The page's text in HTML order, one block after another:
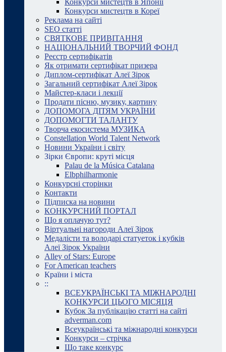
Конкурси мистецтв в Японії
Конкурси мистецтв в Кореї
Реклама на сайті
SEO статті
СВЯТКОВЕ ПРИВІТАННЯ
НАЦІОНАЛЬНИЙ ТВОРЧИЙ ФОНД
Реєстр сертифікатів
Як отримати сертифікат призера
Диплом-сертифікат Алеї Зірок
Загальний сертифікат Алеї Зірок
Майстер-класи і лекції
Продати пісню, музику, картину
ДОПОМОГА ДІТЯМ УКРАЇНИ
ДОПОМОГТИ ТАЛАНТУ
Творча екосистема МУЗИКА
Constellation World Talent Network
Новини України і світу
Зірки Європи: круті місця
Palau de la Música Catalana
Elbphilharmonie
Конкурсні сторінки
Контакти
Підписка на новини
КОНКУРСНИЙ ПОРТАЛ
Що я оплачую тут?
Віртуальні нагороди Алеї Зірок
Медалісти та володарі статуеток і кубків
Алеї Зірок України
Alley of Stars: Europe
For American teachers
Країни і міста
::
ВСЕУКРАЇНСЬКІ ТА МІЖНАРОДНІ
КОНКУРСИ ЦЬОГО МІСЯЦЯ
Кубок За публікацію статті на сайті
adverman.com
Всеукраїнські та міжнародні конкурси
Конкурси – стрічка
Що таке конкурс